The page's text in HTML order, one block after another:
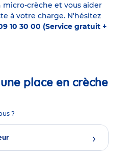
micro-crèche et vous aider
à votre charge. N'hésitez
10 30 00 (Service gratuit +
place en crèche
?